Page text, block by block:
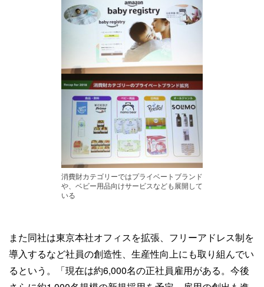
消費財カテゴリーではプライベートブランド
や、ベビー用品向けサービスなども展開して
いる
また同社は東京本社オフィスを拡張、フリーアドレス制を
導入するなど社員の創造性、生産性向上にも取り組んでい
るという。「現在は約6,000名の正社員雇用がある。今後